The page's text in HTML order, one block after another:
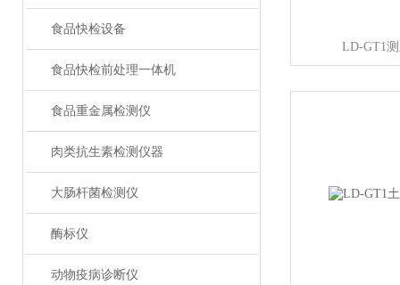
食品快检设备
食品快检前处理一体机
食品重金属检测仪
肉类抗生素检测仪器
大肠杆菌检测仪
酶标仪
动物疫病诊断仪
LD-GT1